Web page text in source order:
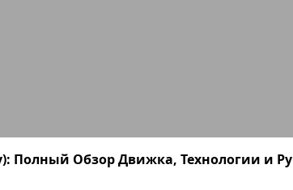
Полный Обзор Движка, Технологии и